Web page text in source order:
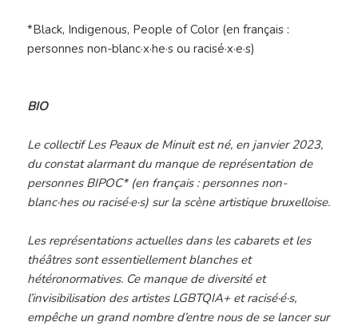
*Black, Indigenous, People of Color (en français :
personnes non-blanc·x·he·s ou racisé·x·e·s)
BIO
Le collectif Les Peaux de Minuit est né, en janvier 2023,
du constat alarmant du manque de représentation de
personnes BIPOC* (en français : personnes non-
blanc·hes ou racisé·e·s) sur la scène artistique bruxelloise.
Les représentations actuelles dans les cabarets et les
théâtres sont essentiellement blanches et
hétéronormatives. Ce manque de diversité et
l’invisibilisation des artistes LGBTQIA+ et racisé·é·s,
empêche un grand nombre d’entre nous de se lancer sur